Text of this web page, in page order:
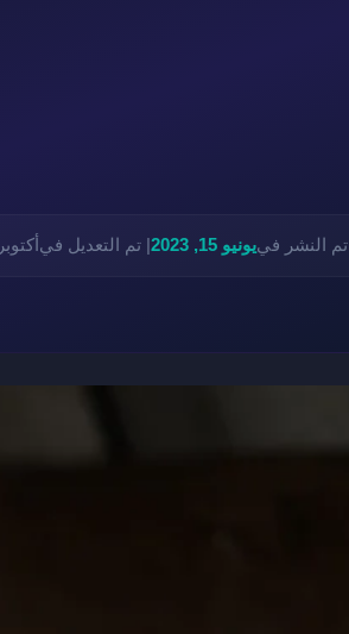
تم النشر فييونيو 15, 2023 | تم التعديل فيأكتوبر 12, 2024